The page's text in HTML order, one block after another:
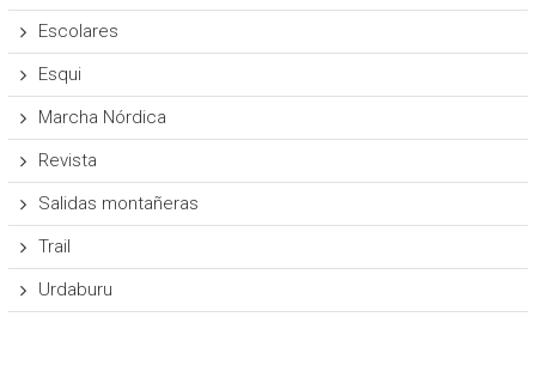
Escolares
Esqui
Marcha Nórdica
Revista
Salidas montañeras
Trail
Urdaburu